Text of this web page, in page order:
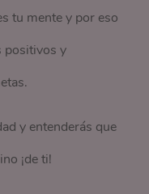
tu mente y por eso
positivos y
y entenderás que
¡de ti!